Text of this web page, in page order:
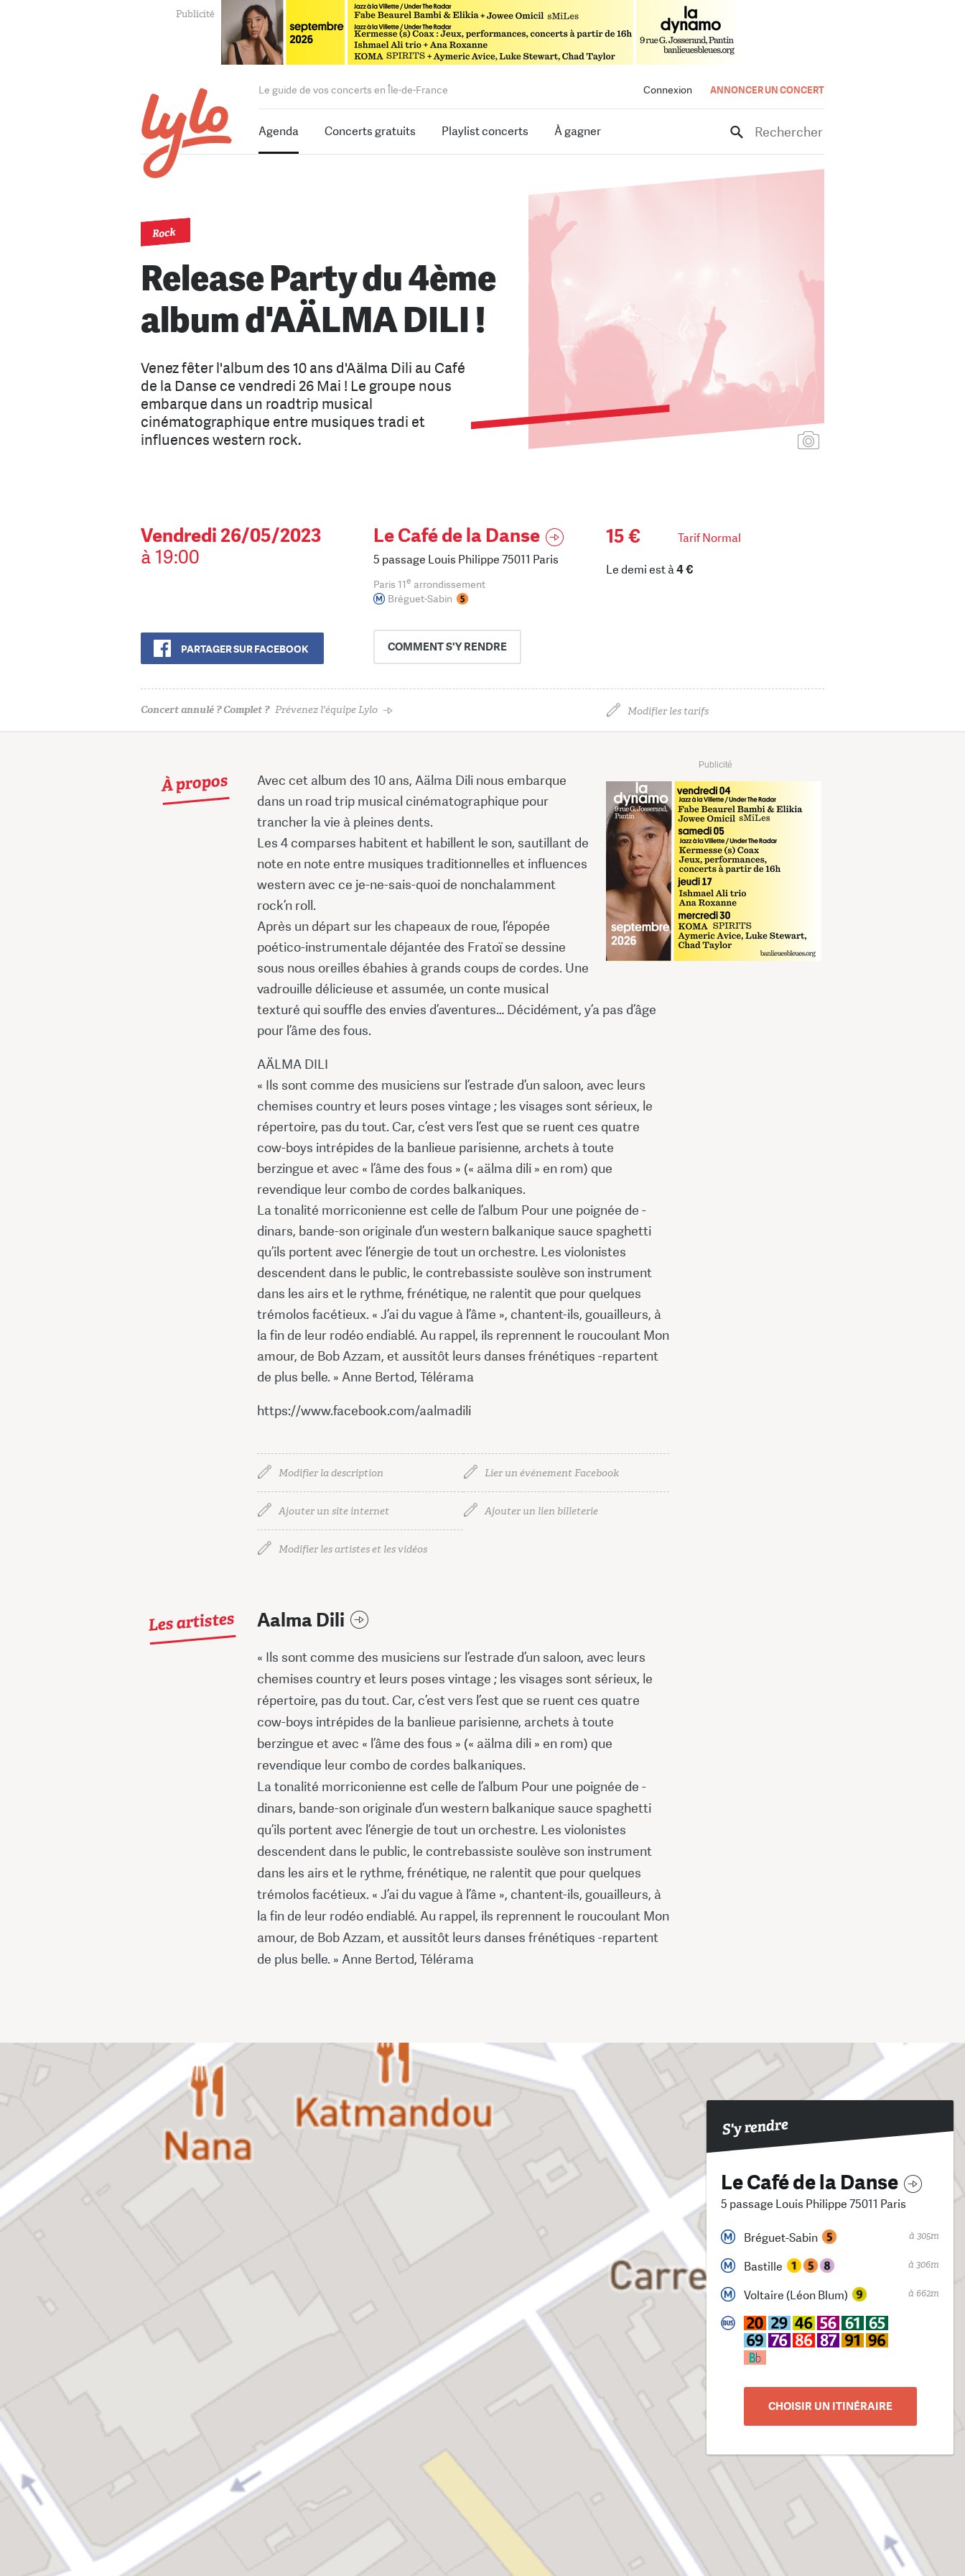
Connexion ANNONCER UN CONCERT
Le guide de vos concerts en Île-de-France
Agenda Concerts gratuits Playlist concerts À gagner Rechercher
Rock
Release Party du 4ème
album d'AÄLMA DILI !
Venez fêter l'album des 10 ans d'Aälma Dili au Café
de la Danse ce vendredi 26 Mai ! Le groupe nous
embarque dans un roadtrip musical
cinématographique entre musiques tradi et
influences western rock.
Vendredi 26/05/2023
à 19:00
PARTAGER SUR FACEBOOK
Le Café de la Danse
5 passage Louis Philippe 75011 Paris
Paris 11e arrondissement
Bréguet-Sabin
COMMENTS'Y RENDRE
15 € Tarif Normal
Le demi est à4 €
Concert annulé ? Complet ? Prévenez l'équipe Lylo Modifier les tarifs
À propos
Publicité
Avec cet album des 10 ans, Aälma Dili nous embarque
dans un road trip musical cinématographique pour
trancher la vie à pleines dents.
Les 4 comparses habitent et habillent le son, sautillant de
note en note entre musiques traditionnelles et influences
western avec ce je-ne-sais-quoi de nonchalamment
rock’n roll.
Après un départ sur les chapeaux de roue, l’épopée
poético-instrumentale déjantée des Fratoï se dessine
sous nous oreilles ébahies à grands coups de cordes. Une
vadrouille délicieuse et assumée, un conte musical
texturé qui souffle des envies d’aventures… Décidément, y’a pas d’âge
pour l’âme des fous.
AÄLMA DILI
« Ils sont comme des musiciens sur l’estrade d’un saloon, avec leurs
chemises country et leurs poses vintage ; les visages sont sérieux, le
répertoire, pas du tout. Car, c’est vers l’est que se ruent ces quatre
cow-boys intrépides de la banlieue parisienne, archets à toute
berzingue et avec « l’âme des fous » (« aälma dili » en rom) que
revendique leur combo de cordes balkaniques.
La tonalité morriconienne est celle de l’album Pour une poignée de -
dinars, bande-son originale d’un western balkanique sauce spaghetti
qu’ils portent avec l’énergie de tout un orchestre. Les violonistes
descendent dans le public, le contrebassiste soulève son instrument
dans les airs et le rythme, frénétique, ne ralentit que pour quelques
trémolos facétieux. « J’ai du vague à l’âme », chantent-ils, gouailleurs, à
la fin de leur rodéo endiablé. Au rappel, ils reprennent le roucoulant Mon
amour, de Bob Azzam, et aussitôt leurs danses frénétiques -repartent
de plus belle. » Anne Bertod, Télérama
https://www.facebook.com/aalmadili
Modifier la description Lier un événement Facebook
Ajouter un site internet Ajouter un lien billeterie
Modifier les artistes et les vidéos
Les artistes Aalma Dili
« Ils sont comme des musiciens sur l’estrade d’un saloon, avec leurs
chemises country et leurs poses vintage ; les visages sont sérieux, le
répertoire, pas du tout. Car, c’est vers l’est que se ruent ces quatre
cow-boys intrépides de la banlieue parisienne, archets à toute
berzingue et avec « l’âme des fous » (« aälma dili » en rom) que
revendique leur combo de cordes balkaniques.
La tonalité morriconienne est celle de l’album Pour une poignée de -
dinars, bande-son originale d’un western balkanique sauce spaghetti
qu’ils portent avec l’énergie de tout un orchestre. Les violonistes
descendent dans le public, le contrebassiste soulève son instrument
dans les airs et le rythme, frénétique, ne ralentit que pour quelques
trémolos facétieux. « J’ai du vague à l’âme », chantent-ils, gouailleurs, à
la fin de leur rodéo endiablé. Au rappel, ils reprennent le roucoulant Mon
amour, de Bob Azzam, et aussitôt leurs danses frénétiques -repartent
de plus belle. » Anne Bertod, Télérama
S'y rendre
Le Café de la Danse
5 passage Louis Philippe 75011 Paris
Bréguet-Sabin à 305m
Bastille à 306m
Voltaire (Léon Blum) à 662m
CHOISIR UN ITINÉRAIRE